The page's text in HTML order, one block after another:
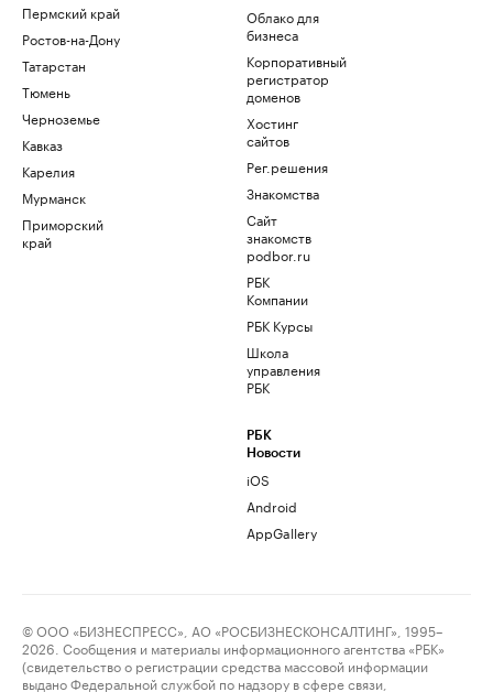
Пермский край
Ростов-на-Дону
Татарстан
Тюмень
Черноземье
Кавказ
Карелия
Мурманск
Приморский
край
Облако для
бизнеса
Корпоративный
регистратор
доменов
Хостинг
сайтов
Рег.решения
Знакомства
Сайт
знакомств
podbor.ru
РБК
Компании
РБК Курсы
Школа
управления
РБК
РБК
Новости
iOS
Android
AppGallery
© ООО «БИЗНЕСПРЕСС», АО «РОСБИЗНЕСКОНСАЛТИНГ», 1995–
2026. Сообщения и материалы информационного агентства «РБК»
(свидетельство о регистрации средства массовой информации
выдано Федеральной службой по надзору в сфере связи,